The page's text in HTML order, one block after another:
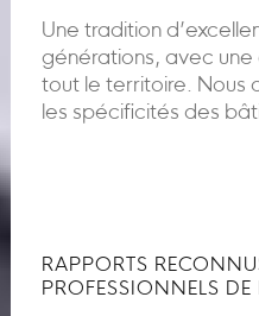
Une tradition
générations, avec une
tout le territoire. Nous
les spécificités des
RAPPORTS
PROFESSIONNELS DE